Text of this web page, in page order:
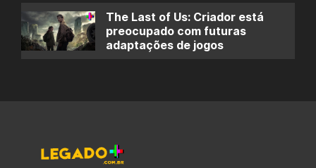
The Last of Us: Criador está
preocupado com futuras
adaptações de jogos